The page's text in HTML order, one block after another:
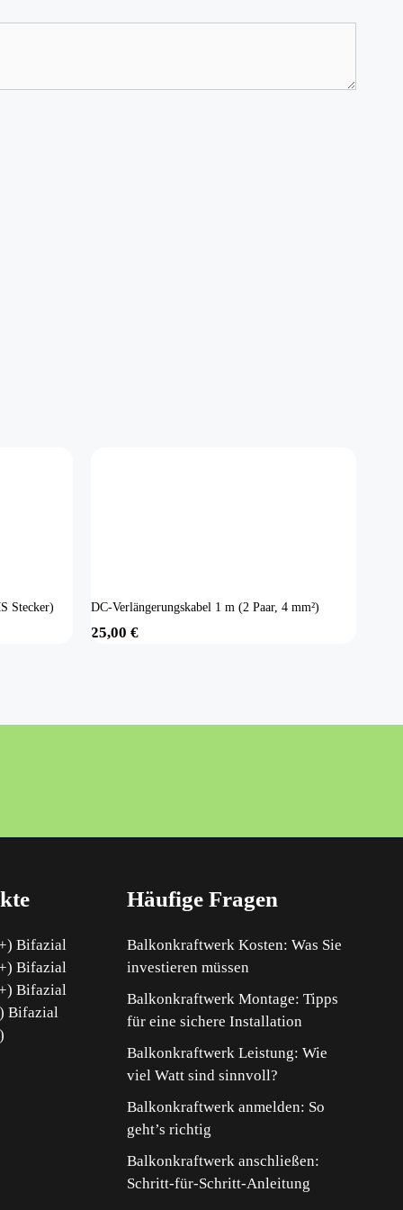
Stecker) DC-Verlängerungskabel 1 m (2 Paar, 4 mm²)
25,00 €
Bifazial
Bifazial
Bifazial
Bifazial
Häufige Fragen
Balkonkraftwerk Kosten: Was Sie
investieren müssen
Balkonkraftwerk Montage: Tipps
für eine sichere Installation
Balkonkraftwerk Leistung: Wie
viel Watt sind sinnvoll?
Balkonkraftwerk anmelden: So
geht’s richtig
Balkonkraftwerk anschließen:
Schritt-für-Schritt-Anleitung